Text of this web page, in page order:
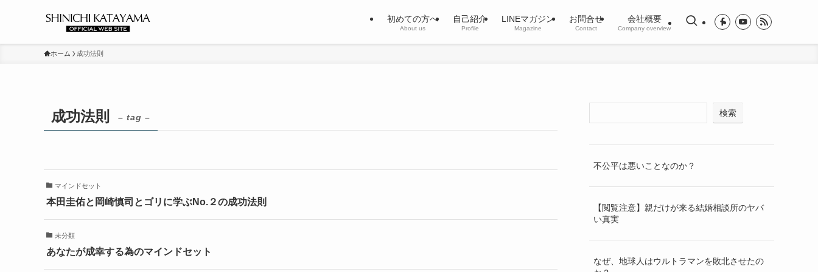
初めての方へ
About us
自己紹介
Profile
LINEマガジン
Magazine
お問合せ
Contact
会社概要
Company overview
ホーム 成功法則
成功法則 – tag –
マインドセット
本田圭佑と岡崎慎司とゴリに学ぶNo.２の成功法則
未分類
あなたが成幸する為のマインドセット
検索
不公平は悪いことなのか？
【閲覧注意】親だけが来る結婚相談所のヤバ
い真実
なぜ、地球人はウルトラマンを敗北させたの